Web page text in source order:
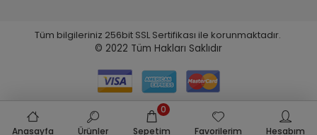
Tüm bilgileriniz 256bit SSL Sertifikası ile korunmaktadır.
© 2022 Tüm Hakları Saklıdır
Anasayfa Ürünler Sepetim
0
Favorilerim
Hesabım